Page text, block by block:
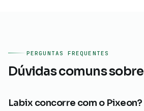
PERGUNTAS FREQUENTES
Dúvidas comuns sobre
Labix concorre com o Pixeon?